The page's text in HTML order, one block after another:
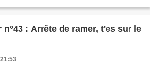
n°43 : Arrête de ramer, t'es sur le